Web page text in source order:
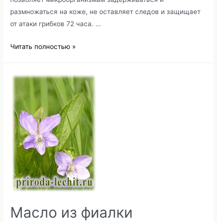
размножаться на коже, не оставляет следов и защищает
от атаки грибков 72 часа. …
Противогрибковый
Читать полностью »
Масло из фиалки